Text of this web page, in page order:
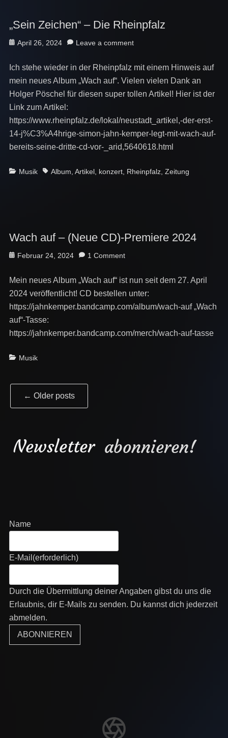
„Sein Zeichen“ – Die Rheinpfalz
Posted
April 26, 2024 Leave a comment
Ich stehe wieder in der Rheinpfalz mit einem Hinweis auf
mein neues Album „Wach auf“. Vielen vielen Dank an
Holger Pöschel für diesen super tollen Artikel! Hier ist der
Link zum Artikel:
https://www.rheinpfalz.de/lokal/neustadt_artikel,-der-erst-
14-j%C3%A4hrige-simon-jahn-kemper-legt-mit-wach-auf-
bereits-seine-dritte-cd-vor-_arid,5640618.html
Categories
Musik TagsAlbum Artikel, konzert, Rheinpfalz, Zeitung
Wach auf – (Neue CD)-Premiere 2024
Posted
Februar 24, 2024 1 Comment
Mein neues Album „Wach auf“ ist nun seit dem 27. April
2024 veröffentlicht! CD bestellen unter:
https://jahnkemper.bandcamp.com/album/wach-auf „Wach
auf“-Tasse:
https://jahnkemper.bandcamp.com/merch/wach-auf-tasse
Categories
Musik
Post
navigation
← Older posts
Newsletter abonnieren!
Name
E-Mail (erforderlich)
Durch die Übermittlung deiner Angaben gibst du uns die
Erlaubnis, dir E-Mails zu senden. Du kannst dich jederzeit
abmelden.
ABONNIEREN